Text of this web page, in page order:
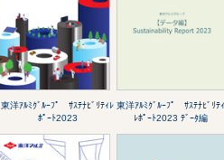
東洋ｱﾙﾐｸﾞﾙｰﾌﾟ ｻｽﾃﾅﾋﾞﾘﾃｨﾚ
ﾎﾟｰﾄ2023
東洋ｱﾙﾐｸﾞﾙｰﾌﾟ ｻｽﾃﾅﾋﾞﾘﾃ
ﾚﾎﾟｰﾄ2023 ﾃﾞｰﾀ編